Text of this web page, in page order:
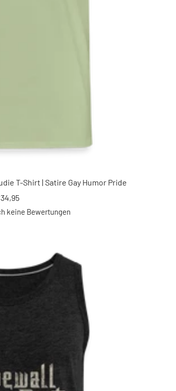
T-Shirt | Satire Gay Humor Pride
keine Bewertungen